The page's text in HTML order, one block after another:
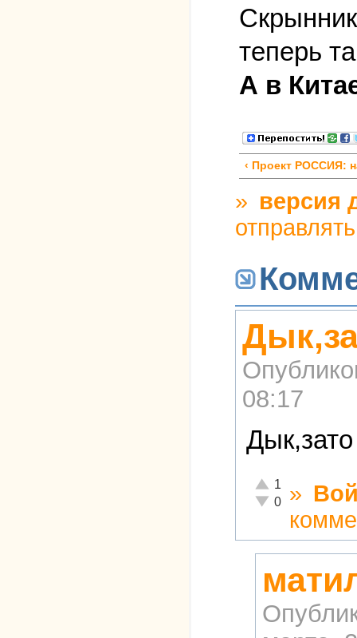
теперь
А в
‹ Проект РОССИЯ:
» версия
08:17
Отлично!
1
Неадекватно!
0 »